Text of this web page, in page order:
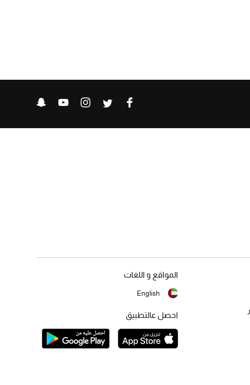
المواقع و اللغات
English
احصل عالتطبيق